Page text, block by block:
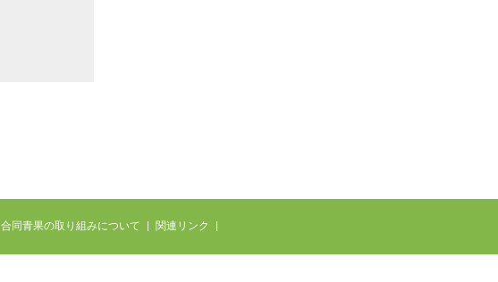
合同青果の取り組みについて 関連リンク